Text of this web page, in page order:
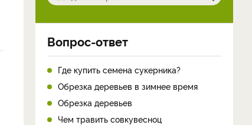
Вопрос-ответ
Где купить семена сукерника?
Обрезка деревьев в зимнее время
Обрезка деревьев
Чем травить совкувесноц